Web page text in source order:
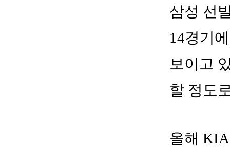
삼성 선
14경기
보이고
할 정도
올해